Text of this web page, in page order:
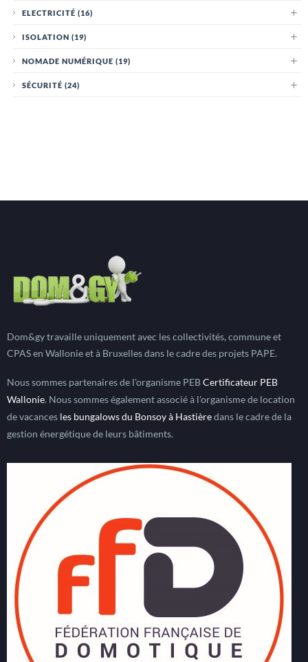
ELECTRICITÉ (16)
ISOLATION (19)
NOMADE NUMÉRIQUE (19)
SÉCURITÉ (24)
Dom&gy travaille uniquement avec les collectivités, commune et
CPAS en Wallonie et à Bruxelles dans le cadre des projets PAPE.
Nous sommes partenaires de l'organisme PEBCertificateur PEB
Wallonie. Nous sommes également associé à l'organisme de location
de vacances les bungalows du Bonsoy à Hastièredans le cadre de la
gestion énergétique de leurs bâtiments.